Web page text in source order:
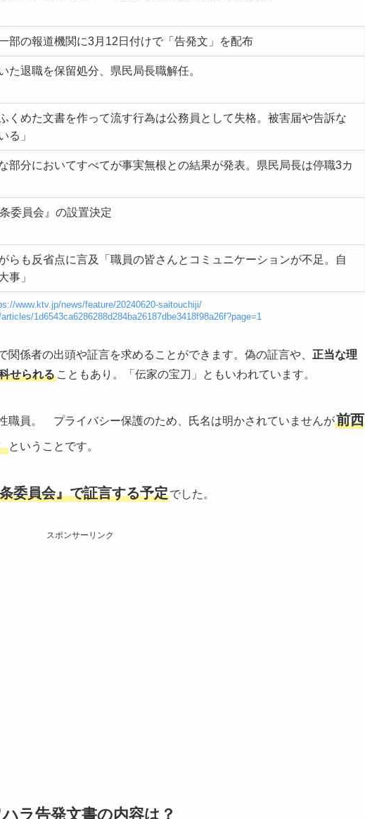
部の報道機関に3月12日付けで「告発文」を配布
た退職を保留処分、県民局長職解任。
くめた文書を作って流す行為は公務員として失格。被害届や告訴な
る」
部分においてすべてが事実無根との結果が発表。県民局長は停職3カ
委員会』の設置決定
らも反省点に言及「職員の皆さんとコミュニケーションが不足。自
事」
www.ktv.jp/news/feature/20240620-saitouchiji/
1d6543ca6286288d284ba26187dbe3418f98a26f?page=1
関係者の出頭や証言を求めることができます。偽の証言や、 正当な理
せられる こともあり。「伝家の宝刀」ともいわれています。
職員。 プライバシー保護のため、氏名は明かされていませんが前西
ということです。
委員会』で証言する予定でした。
スポンサーリンク
ラ告発文書の内容は？